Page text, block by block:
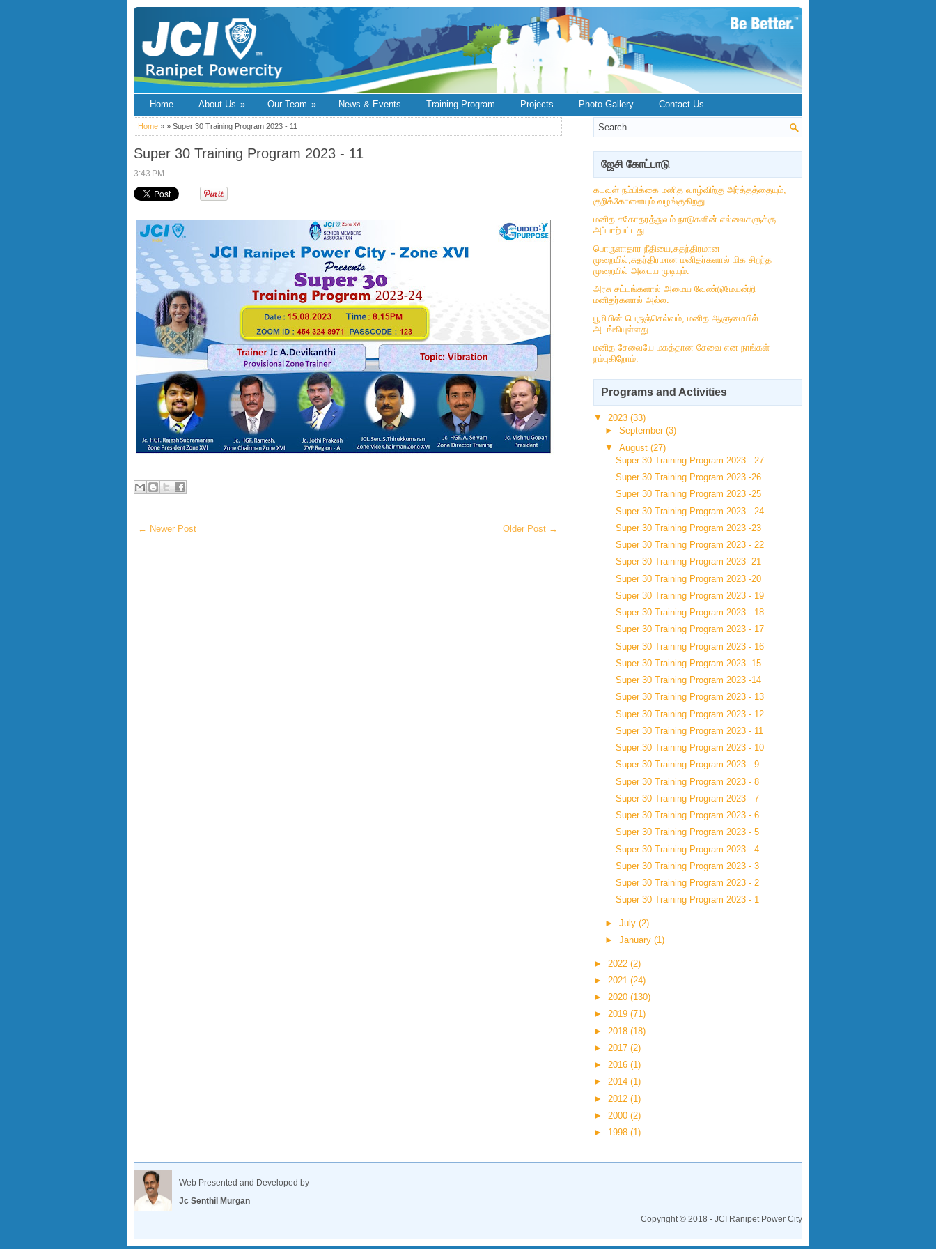
Home About Us » Our Team » News & Events Training Program Projects Photo Gallery Contact Us
Home » » Super 30 Training Program 2023 - 11
Super 30 Training Program 2023 - 11
3:43 PM
← Newer Post Older Post →
ஜேசி கோட்பாடு
கடவுள் நம்பிக்கை மனித வாழ்விற்கு அர்த்தத்தையும்,
குறிக்கோளையும் வழங்குகிறது.
மனித சகோதரத்துவம் நாடுகளின் எல்லைகளுக்கு
அப்பாற்பட்டது.
பொருளாதார நீதியை,சுதந்திரமான
முறையில்,சுதந்திரமான மனிதர்களால் மிக சிறந்த
முறையில் அடைய முடியும்.
அரசு சட்டங்களால் அமைய வேண்டுமேயன்றி
மனிதர்களால் அல்ல.
பூமியின் பெருஞ்செல்வம், மனித ஆளுமையில்
அடங்கியுள்ளது.
மனித சேவையே மகத்தான சேவை என நாங்கள்
நம்புகிறோம்.
Programs and Activities
▼ 2023 (33)
► September (3)
▼ August (27)
Super 30 Training Program 2023 - 27
Super 30 Training Program 2023 -26
Super 30 Training Program 2023 -25
Super 30 Training Program 2023 - 24
Super 30 Training Program 2023 -23
Super 30 Training Program 2023 - 22
Super 30 Training Program 2023- 21
Super 30 Training Program 2023 -20
Super 30 Training Program 2023 - 19
Super 30 Training Program 2023 - 18
Super 30 Training Program 2023 - 17
Super 30 Training Program 2023 - 16
Super 30 Training Program 2023 -15
Super 30 Training Program 2023 -14
Super 30 Training Program 2023 - 13
Super 30 Training Program 2023 - 12
Super 30 Training Program 2023 - 11
Super 30 Training Program 2023 - 10
Super 30 Training Program 2023 - 9
Super 30 Training Program 2023 - 8
Super 30 Training Program 2023 - 7
Super 30 Training Program 2023 - 6
Super 30 Training Program 2023 - 5
Super 30 Training Program 2023 - 4
Super 30 Training Program 2023 - 3
Super 30 Training Program 2023 - 2
Super 30 Training Program 2023 - 1
► July (2)
► January (1)
► 2022 (2)
► 2021 (24)
► 2020 (130)
► 2019 (71)
► 2018 (18)
► 2017 (2)
► 2016 (1)
► 2014 (1)
► 2012 (1)
► 2000 (2)
► 1998 (1)
Web Presented and Developed by
Jc Senthil Murgan
Copyright © 2018 - JCI Ranipet Power City